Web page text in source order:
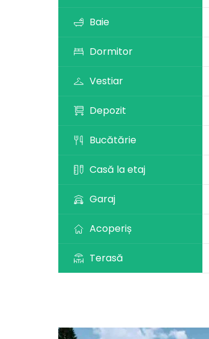
Baie
Dormitor
Vestiar
Depozit
Bucătărie
Casă la etaj
Garaj
Acoperiș
Terasă